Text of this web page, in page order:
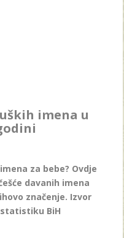
imena u
za bebe? Ovdje
davanih imena
značenje. Izvor
BiH